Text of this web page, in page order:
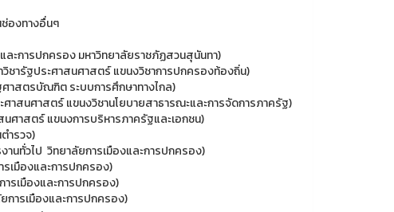
องทางอื่นๆ
ะการปกครอง มหาวิทยาลัยราชภัฏสวนสุนันทา)
ารัฐประศาสนศาสตร์ แขนงวิชาการปกครองท้องถิ่น)
าสตรบัณฑิต ระบบการศึกษาทางไกล)
สนศาสตร์ แขนงวิชานโยบายสาธารณะและการจัดการภาครัฐ)
ศาสตร์ แขนงการบริหารภาครัฐและเอกชน)
ำรวจ)
ทั่วไป วิทยาลัยการเมืองและการปกครอง)
เมืองและการปกครอง)
รเมืองและการปกครอง)
ารเมืองและการปกครอง)